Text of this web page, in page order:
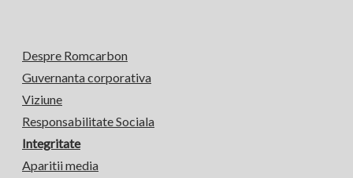
Despre Romcarbon
Guvernanta corporativa
Viziune
Responsabilitate Sociala
Integritate
Aparitii media